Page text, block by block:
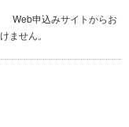
申込みサイトからお
ません。